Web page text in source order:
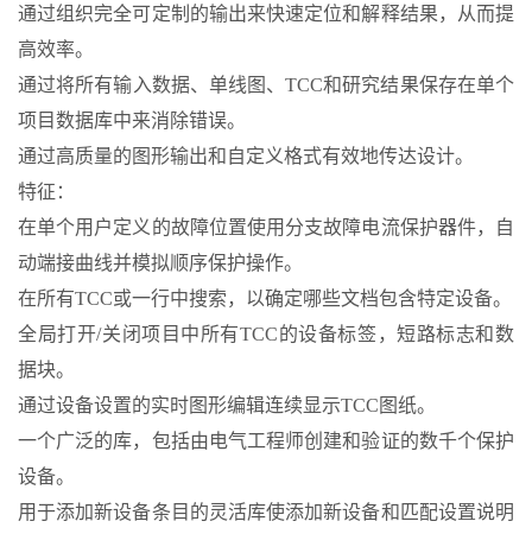
通过组织完全可定制的输出来快速定位和解释结果，从而提
高效率。
通过将所有输入数据、单线图、TCC和研究结果保存在单个
项目数据库中来消除错误。
通过高质量的图形输出和自定义格式有效地传达设计。
特征：
在单个用户定义的故障位置使用分支故障电流保护器件，自
动端接曲线并模拟顺序保护操作。
在所有TCC或一行中搜索，以确定哪些文档包含特定设备。
全局打开/关闭项目中所有TCC的设备标签，短路标志和数
据块。
通过设备设置的实时图形编辑连续显示TCC图纸。
一个广泛的库，包括由电气工程师创建和验证的数千个保护
设备。
用于添加新设备条目的灵活库使添加新设备和匹配设置说明